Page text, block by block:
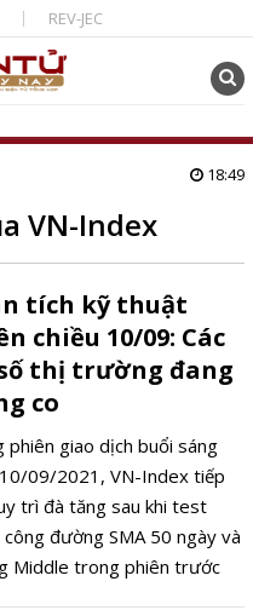
REV-JEC
18:49
VN-Index
tích kỹ thuật
chiều 10/09: Các
thị trường đang
co
phiên giao dịch buổi sáng
09/2021, VN-Index tiếp
trì đà tăng sau khi test
đường SMA 50 ngày và
Middle trong phiên trước